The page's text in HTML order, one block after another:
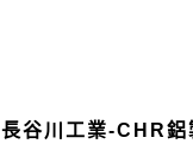
長谷川工業-CHR鋁